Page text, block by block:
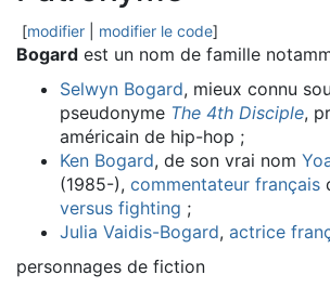
[modifier modifier le code]
Bogard est un nom de famille
Selwyn Bogard, mieux connu
pseudonyme The 4th Disciple,
américain de hip-hop ;
Ken Bogard, de son vrai nom
(1985-), commentateur français
versus fighting ;
Julia Vaidis-Bogard, actrice
personnages de fiction